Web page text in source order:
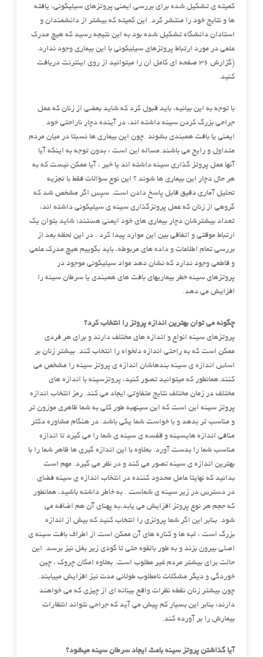
کمیته ی تشکیل شده برای بررسی ایمنی پروتزهای سیلیکونی، یافته
ها و نتایج خود را منتشر کرد. این کمیته که بیشتر از دانشمندان و
استادان دانشگاه تشکیل شده بود به این نتیجه رسید که هیچ مدرک
علمی در مورد ارتباط پروتزهای سیلیکونی با این بیماری وجود ندارد.
(گزارش ۳۶ صفحه ای کامل ان را میتوانید از روی اینترنت دریافت
کنید.
با توجه به این بیانیه، باید قبول کرد که شاید بعضی از زنان که عمل
جراحی بزرگ کردن سینه داشته اند، در آینده دچار ناراحتی خود
ایمنی یا بافت همبندی بشوند .چون این بیماری ها نسبتا در میان مردم
متداول و رایج می باشند.مساله این است : بدون توجه به اینکه آیا
آنها عمل پروتز گذاری سینه داشته اند یا خیر ، آیا ممکن نیست که به
هر حال دچار این بیماری ها شوند ؟ این نوع سؤالات فقط با تجزیه
تحلیل آماری دقیق قابل پاسخ دادن است. سپس اگر مشخص شد که
گروهی از زنان که عمل پروتزگذاری سینه ی سیلیکونی داشته اند،
تعداد بیشترشان دچار بیماری های خود ایمنی هستند؛ شاید بتوان یک
ارتباط موقتی و اتفاقی بین این موارد پیدا کرد . در این لحظه بعد از
بررسی تمام اطلاعات و داده های مربوطه، باید بگوییم هیچ مدرک علمی
و قاطعی وجود ندارد که نشان دهد مواد سیلیکونی موجود در
پروتزهای سینه خطر بیماریهای بافت های همبندی یا سرطان سینه را
افزایش می دهد.
چگونه می توان بهترین اندازه پروتز را انتخاب کرد؟
پروتزهای سینه انواع و اندازه های مختلف دارند و برای هر فردی
ممکن است که به راحتی اندازه دلخواه را انتخاب کند. بیشتر زنان بر
اساس اندازه ی سینه بندهاشان اندازه ی پروتز سینه را مشخص می
کنند.همانطور که میتوانید تصور کنید، پروتزسینه با اندازه های
مختلف در زمان مختلف نتایج متفاوتی ایجاد می کند. رمز انتخاب اندازه
پروتز سینه این است که این سینهبه طور کلی به شما ظاهری موزون تر
و مناسب تر بدهد و با خواست شما یکی باشد. در هنگام مشاوره دکتر
منافی اندازه هایسینه و قفسه ی سینه ی شما را می گیرد تا اندازه
مناسب شما را بدست آورد. بعلاوه با این اندازه گیری ها ظاهر شما را با
بهترین اندازه ی سینه تصور می کند و در نظر می گیرد. مهم است
بدانید که نهایتا عامل محدود کننده در انتخاب اندازه ی سینه فضای
در دسترس در زیر سینه ی شماست . به خاطر داشته باشید، همانطور
که حجم هر نوع پروتز افزایش می یابد،به پهنای آن هم اضافه می
شود. بنابر این اگر شما پروتزی را انتخاب کنید که بیش از اندازه
بزرگ است ، لبه ها و کناره های آن ممکن است از اطراف بافت سینه ی
اصلی بیرون بزند و به طور بالقوه حتی تا گودی زیر بغل نیز برسد. این
حالت برای بیشتر مردم غیر مطلوب است. بعلاوه امکان چروک ، چین
خوردگی و دیگر مشکلات نامطلوب طولانی مدت نیز افزایش مییابند.
چون بیشتر زنان نقطه نظرات واقع بینانه ای از چیزی که می خواهند
دارند؛ بنابر این بسیار کم پیش می آید که جراحی نتواند انتظارات
بیمارش را بر آورده کند.
آیا گذاشتن پروتز سینه باعث ایجاد سرطان سینه میشود؟